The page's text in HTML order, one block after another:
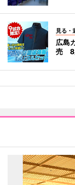
見る・
広島
売 8